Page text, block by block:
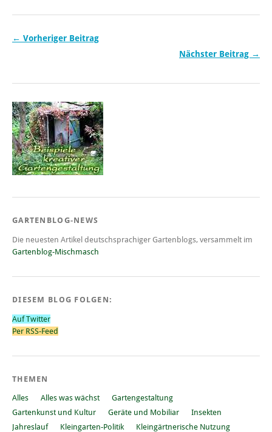
← Vorheriger Beitrag
Nächster Beitrag →
GARTENBLOG-NEWS
Die neuesten Artikel deutschsprachiger Gartenblogs, versammelt im
Gartenblog-Mischmasch
DIESEM BLOG FOLGEN:
Auf Twitter
Per RSS-Feed
THEMEN
Alles Alles was wächst
Gartengestaltung
Gartenkunst und Kultur
Geräte und Mobiliar
Insekten
Jahreslauf
Kleingarten-Politik
Kleingärtnerische Nutzung